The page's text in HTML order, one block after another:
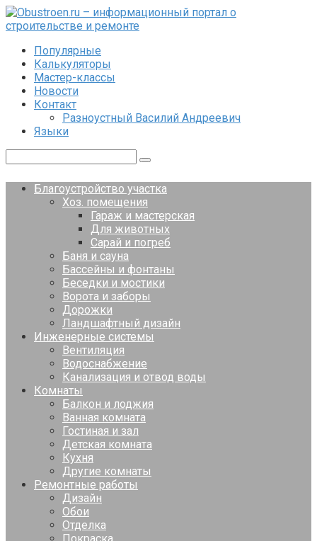
Перейти
к
Популярные
Калькуляторы
Мастер-классы
Новости
Контакт
Разноустный Василий Андреевич
Языки
Благоустройство участка
Хоз. помещения
Гараж и мастерская
Для животных
Сарай и погреб
Баня и сауна
Бассейны и фонтаны
Беседки и мостики
Ворота и заборы
Дорожки
Ландшафтный дизайн
Инженерные системы
Вентиляция
Водоснабжение
Канализация и отвод воды
Комнаты
Балкон и лоджия
Ванная комната
Гостиная и зал
Детская комната
Кухня
Другие комнаты
Ремонтные работы
Дизайн
Обои
Отделка